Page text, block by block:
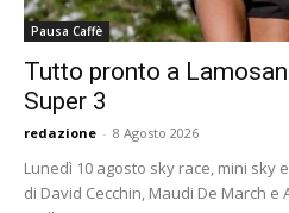
Pausa Caffè
Tutto pronto a
Super 3
redazione - 8 Agosto 2026
Lunedì 10 agosto sky race, mini sky
di David Cecchin, Maudi De March